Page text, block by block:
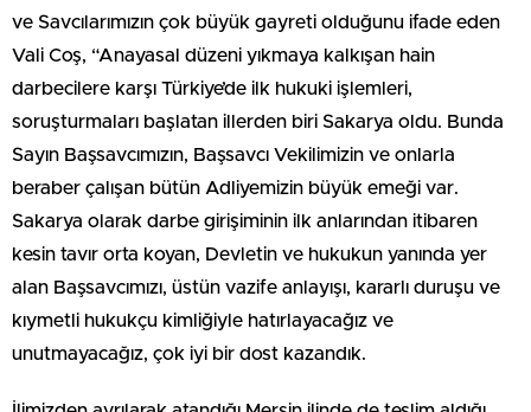
ve Savcılarımızın çok büyük gayreti olduğunu ifade eden
Vali Coş, “Anayasal düzeni yıkmaya kalkışan hain
darbecilere karşı Türkiye’de ilk hukuki işlemleri,
soruşturmaları başlatan illerden biri Sakarya oldu. Bunda
Sayın Başsavcımızın, Başsavcı Vekilimizin ve onlarla
beraber çalışan bütün Adliyemizin büyük emeği var.
Sakarya olarak darbe girişiminin ilk anlarından itibaren
kesin tavır orta koyan, Devletin ve hukukun yanında yer
alan Başsavcımızı, üstün vazife anlayışı, kararlı duruşu ve
kıymetli hukukçu kimliğiyle hatırlayacağız ve
unutmayacağız, çok iyi bir dost kazandık.